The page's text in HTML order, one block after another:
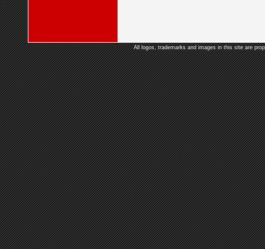
All logos, trademarks and images in this site are